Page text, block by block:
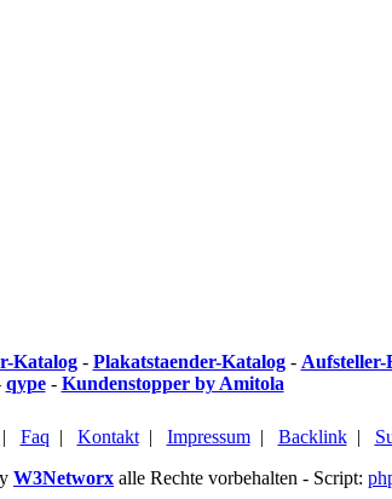
Katalog- Plakatstaender-Katalog-
qype- Kundenstopper by Amitola
| Faq | Kontakt| Impressum| Backlink|
W3Networx alle Rechte vorbehalten - Script: